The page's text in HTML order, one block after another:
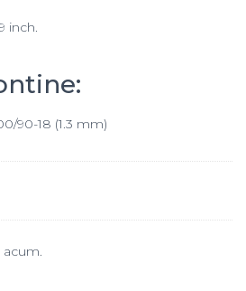
inch.
90-18 (1.3 mm)
acum.